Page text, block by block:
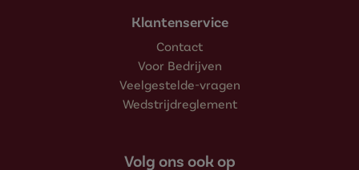
Klantenservice
Contact
Voor Bedrijven
Veelgestelde-vragen
Wedstrijdreglement
Volg ons ook op